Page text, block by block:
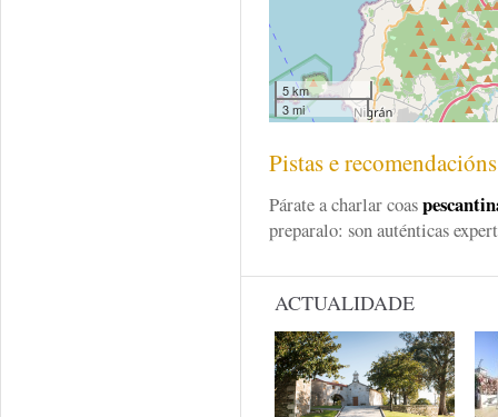
5 km
3 mi
Pistas e
Párate a charlar coas
preparalo: son auténticas
ACTUALIDADE